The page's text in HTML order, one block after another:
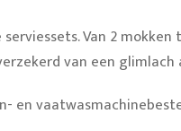
Van 2
van een
en